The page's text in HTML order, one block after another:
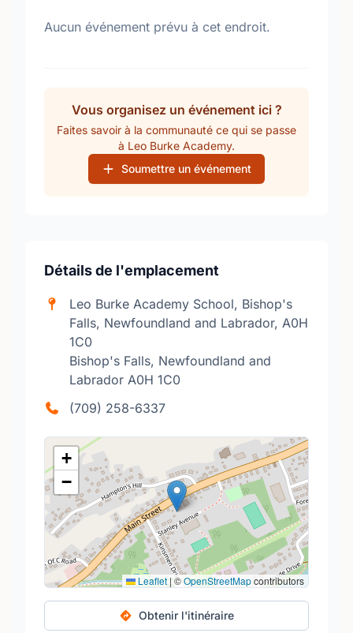
Aucun événement prévu à cet endroit.
Vous organisez un événement ici ?
Faites savoir à la communauté ce qui se passe
à Leo Burke Academy.
Soumettre un événement
Détails de l'emplacement
Leo Burke Academy School, Bishop's
Falls, Newfoundland and Labrador, A0H
1C0
Bishop's Falls, Newfoundland and
Labrador A0H 1C0
(709) 258-6337
+
−
Leaflet | ©OpenStreetMapcontributors
Obtenir l'itinéraire